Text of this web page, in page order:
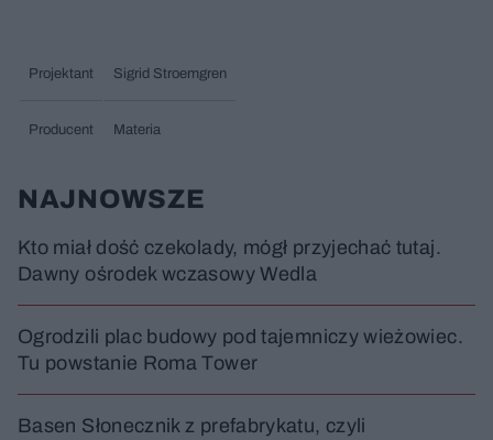
Projektant Sigrid Stroemgren
Producent Materia
NAJNOWSZE
Kto miał dość czekolady, mógł przyjechać tutaj.
Dawny ośrodek wczasowy Wedla
Ogrodzili plac budowy pod tajemniczy wieżowiec.
Tu powstanie Roma Tower
Basen Słonecznik z prefabrykatu, czyli